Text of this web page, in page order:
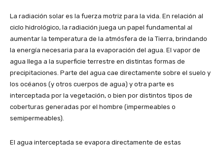
La radiación solar es la fuerza motriz para la vida. En relación al
ciclo hidrológico, la radiación juega un papel fundamental al
aumentar la temperatura de la atmósfera de la Tierra, brindando
la energía necesaria para la evaporación del agua. El vapor de
agua llega a la superficie terrestre en distintas formas de
precipitaciones. Parte del agua cae directamente sobre el suelo y
los océanos (y otros cuerpos de agua) y otra parte es
interceptada por la vegetación, o bien por distintos tipos de
coberturas generadas por el hombre (impermeables o
semipermeables).
El agua interceptada se evapora directamente de estas